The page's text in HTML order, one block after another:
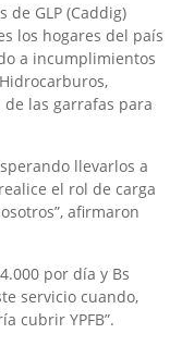
GLP (Caddig)
los hogares del país
a incumplimientos
de las garrafas para
llevarlos a
el rol de carga
afirmaron
por día y Bs
servicio cuando,
cubrir YPFB”.